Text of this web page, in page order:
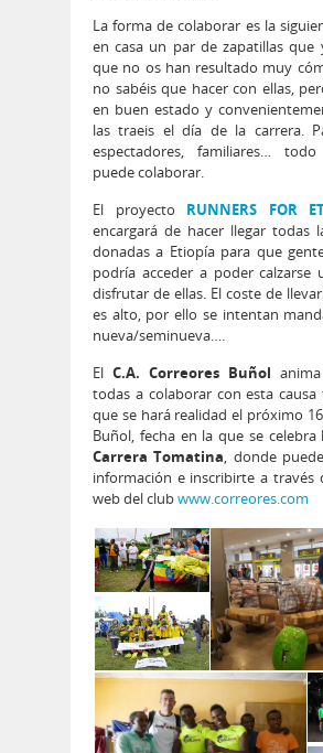
La forma de colaborar es la
en casa un par de zapatillas que
que no os han resultado muy
no sabéis que hacer con ellas,
en buen estado y
las traeis el día de la carrera.
espectadores, familiares…
puede colaborar.
El proyecto RUNNERS FOR
encargará de hacer llegar todas
donadas a Etiopía para que
podría acceder a poder calzarse
disfrutar de ellas. El coste de
es alto, por ello se intentan
nueva/seminueva….
El C.A. Correores Buñol
todas a colaborar con esta causa
que se hará realidad el próximo
Buñol, fecha en la que se
Carrera Tomatina, donde
información e inscribirte a través
web del clubwww.correores.com